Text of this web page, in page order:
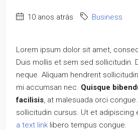
10 anos atrás Business
Lorem ipsum dolor sit amet,
Duis mollis et sem sed sollicitudin.
neque. Aliquam hendrerit
mi accumsan nec. Quisque
facilisis, at malesuada orci
sollicitudin cursus. Ut et adipiscing
a text link libero tempus congue.